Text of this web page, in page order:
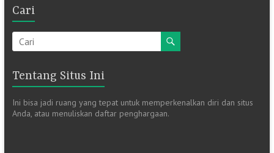
Cari
Tentang Situs Ini
Ini bisa jadi ruang yang tepat untuk memperkenalkan diri dan situs
Anda, atau menuliskan daftar penghargaan.